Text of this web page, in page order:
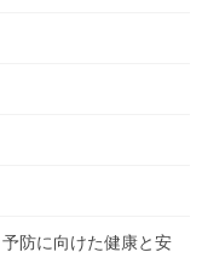
報コミュニ
防に向けた健康と安